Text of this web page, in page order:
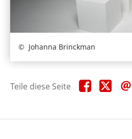
Johanna Brinckman
Teile diese Seite Teile
diese
Teile
diese